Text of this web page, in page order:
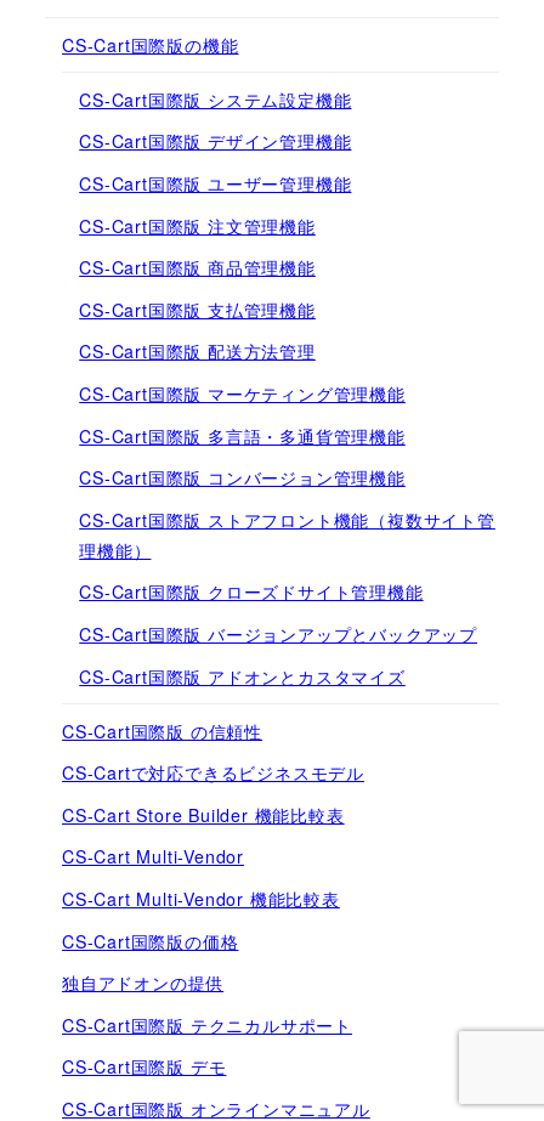
CS-Cart国際版の機能
CS-Cart国際版 システム設定機能
CS-Cart国際版 デザイン管理機能
CS-Cart国際版 ユーザー管理機能
CS-Cart国際版 注文管理機能
CS-Cart国際版 商品管理機能
CS-Cart国際版 支払管理機能
CS-Cart国際版 配送方法管理
CS-Cart国際版 マーケティング管理機能
CS-Cart国際版 多言語・多通貨管理機能
CS-Cart国際版 コンバージョン管理機能
CS-Cart国際版 ストアフロント機能（複数サイト管
理機能）
CS-Cart国際版 クローズドサイト管理機能
CS-Cart国際版 バージョンアップとバックアップ
CS-Cart国際版 アドオンとカスタマイズ
CS-Cart国際版 の信頼性
CS-Cartで対応できるビジネスモデル
CS-Cart Store Builder 機能比較表
CS-Cart Multi-Vendor
CS-Cart Multi-Vendor 機能比較表
CS-Cart国際版の価格
独自アドオンの提供
CS-Cart国際版 テクニカルサポート
CS-Cart国際版 デモ
CS-Cart国際版 オンラインマニュアル